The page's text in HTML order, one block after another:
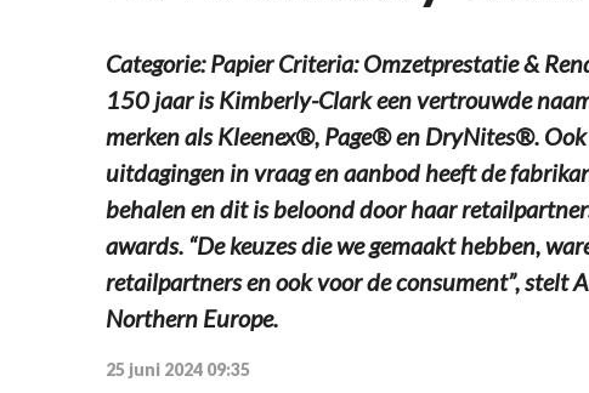
Categorie: Papier Criteria: Omzetprestatie &
150 jaar is Kimberly-Clark een vertrouwde
merken als Kleenex®, Page® en DryNites®.
uitdagingen in vraag en aanbod heeft de
behalen en dit is beloond door haar
awards. “De keuzes die we gemaakt hebben,
retailpartners en ook voor de consument”, stelt
Northern Europe.
25 juni 2024 09:35